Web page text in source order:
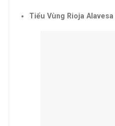
Tiểu Vùng Rioja Alavesa